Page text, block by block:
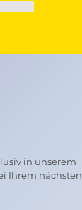
in unserem
Ihrem nächsten